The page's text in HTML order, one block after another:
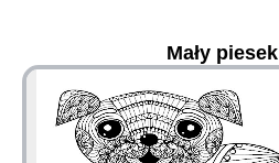
Mały piesek